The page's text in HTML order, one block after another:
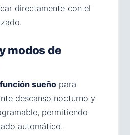
directamente con el
modos de
función sueño para
descanso nocturno y
permitiendo
automático.